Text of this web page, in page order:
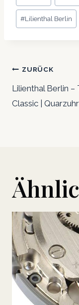
#Lilienthal Berlin
ZURÜCK
Lilienthal Berlin –
Classic |